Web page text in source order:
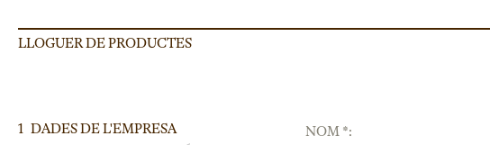
LLOGUER DE PRODUCTES
1 DADES DE L'EMPRESA
NOM *: